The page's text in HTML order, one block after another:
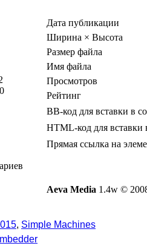
Дата публикации
Ширина × Высота
Размер файла
Имя файла
Просмотров
Рейтинг
BB-код для вставки в
HTML-код для вставки
Прямая ссылка на
Aeva Media 1.4w ©
, Simple Machines